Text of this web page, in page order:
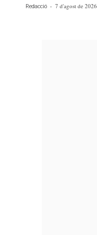
Redacció - 7 d'agost de 2026